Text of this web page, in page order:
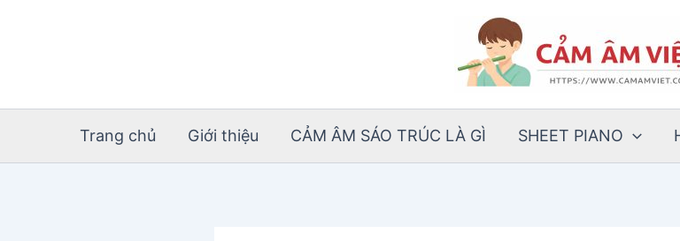
Trang chủ Giới thiệu CẢM ÂM SÁO TRÚC LÀ GÌ SHEET PIANO